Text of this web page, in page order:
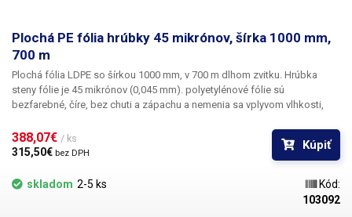
Plochá PE fólia hrúbky 45 mikrónov, šírka 1000 mm,
700 m
Plochá fólia LDPE so šírkou 1000 mm, v 700 m dlhom zvitku. Hrúbka
steny fólie je 45 mikrónov (0,045 mm). polyetylénové fólie sú
bezfarebné, číre, bez chuti a zápachu a nemenia sa vplyvom vlhkosti,
zvárajú teplom, sú odolné voči mrazu a vlhkosti. Fólie sú vhodné na
výrobu tašiek, vreciek a balenie akéhokoľvek tovaru. PE fólie sú
zdravotne nezávadné, 100 % recyklovateľné a vhodné na balenie
potravín (certifikát je k dispozícii). Ako obalové médium spĺňajú
požiadavky zákona č. 477/2001 Z. z. (zákon o obaloch). Ideálne na
388,07€ / ks
315,50€ bez DPH
Kúpiť
skladom 2-5 ks
Kód:
103092